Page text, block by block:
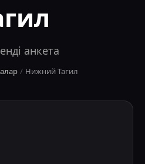
анкета
/ Нижний Тагил